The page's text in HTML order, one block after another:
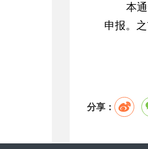
本
申报。
分享：